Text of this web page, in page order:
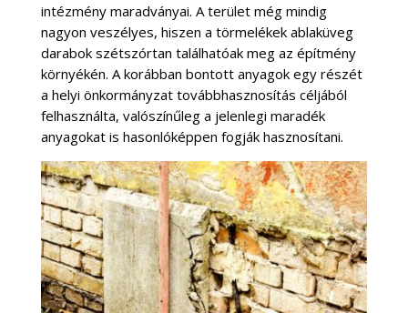
intézmény maradványai. A terület még mindig
nagyon veszélyes, hiszen a törmelékek ablaküveg
darabok szétszórtan találhatóak meg az építmény
környékén. A korábban bontott anyagok egy részét
a helyi önkormányzat továbbhasznosítás céljából
felhasználta, valószínűleg a jelenlegi maradék
anyagokat is hasonlóképpen fogják hasznosítani.